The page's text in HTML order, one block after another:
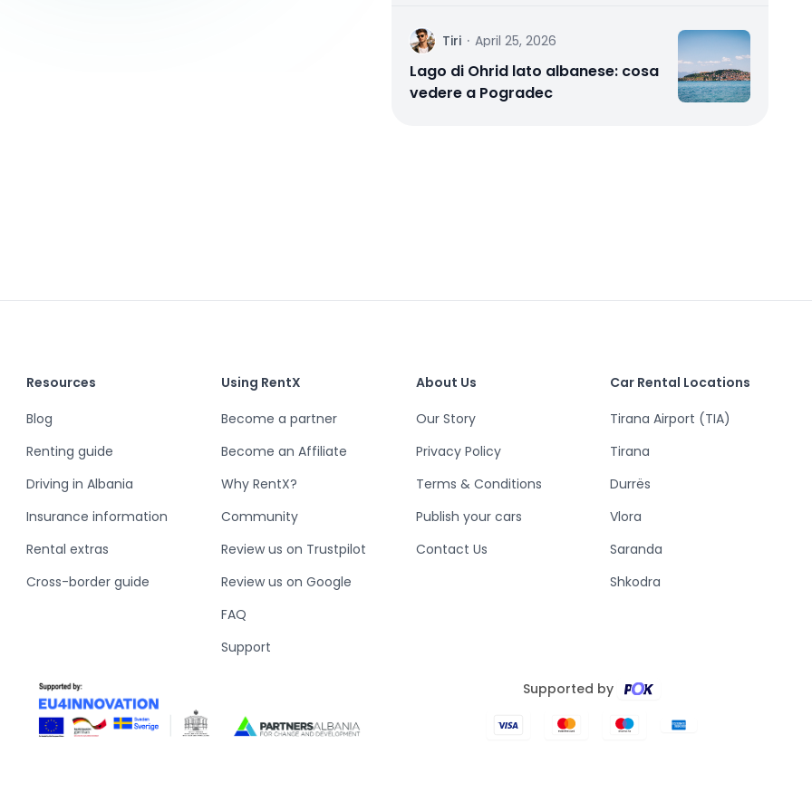
T Tiri · April 25, 2026
Lago di Ohrid lato albanese: cosa
vedere a Pogradec
Resources
Blog
Renting guide
Driving in Albania
Insurance information
Rental extras
Cross-border guide
Using RentX
Become a partner
Become an Affiliate
Why RentX?
Community
Review us on Trustpilot
Review us on Google
FAQ
Support
About Us
Our Story
Privacy Policy
Terms & Conditions
Publish your cars
Contact Us
Car Rental Locations
Tirana Airport (TIA)
Tirana
Durrës
Vlora
Saranda
Shkodra
Supported by